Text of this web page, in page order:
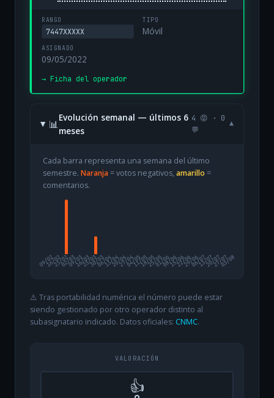
RANGO
7447XXXXX
TIPO
Móvil
ASIGNADO
09/05/2022
→ Ficha del operador
📊
Evolución semanal — últimos 6
meses
4 😡 · 0
💬
▾
Cada barra representa una semana del último
semestre. Naranja= votos negativos, amarillo =
comentarios.
09/02
16/0223/0202/0309/0316/0323/0330/0306/0413/0420/0427/0404/0511/0518/0525/0501/0608/0615/0622/0629/0606/0713/0720/0727/07
03/08
⚠️ Tras portabilidad numérica el número puede estar
siendo gestionado por otro operador distinto al
subasignatario indicado. Datos oficiales: CNMC.
VALORACIÓN
👍